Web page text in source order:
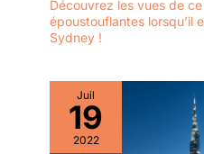
Découvrez les vues de
époustouflantes lorsqu’il
Sydney !
Juil
19
2022